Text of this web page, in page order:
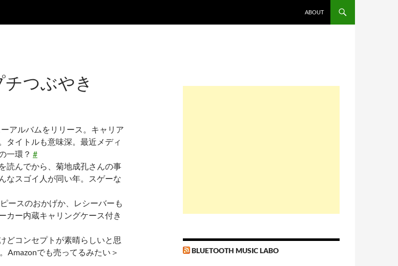
ABOUT
つぶやき
アルバムをリリース。キャリア
タイトルも意味深。最近メディ
一環？ #
読んでから、菊地成孔さんの事
なスゴイ人が同い年。スゲーな
ースのおかげか、レシーバーも
カー内蔵キャリングケース付き
どコンセプトが素晴らしいと思
Amazonでも売ってるみたい＞
BLUETOOTH MUSIC LABO